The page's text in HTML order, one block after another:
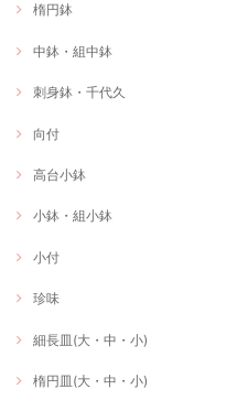
楕円鉢
中鉢・組中鉢
刺身鉢・千代久
向付
高台小鉢
小鉢・組小鉢
小付
珍味
細長皿(大・中・小)
楕円皿(大・中・小)